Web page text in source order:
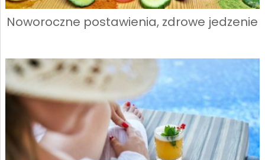
Noworoczne postawienia, zdrowe jedzenie